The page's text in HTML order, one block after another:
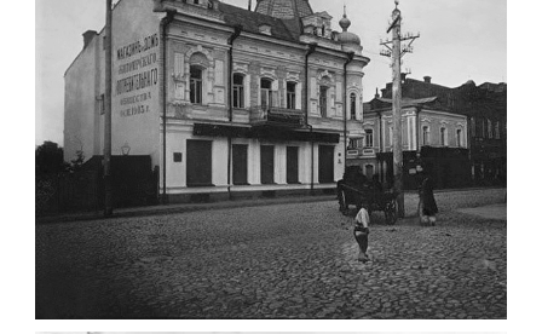
1960)
Leave a comment
ФОТО ЖИТОМИРА 1905 ВУЛ.
МИХАЙЛІВСЬКА-СКОРУЛЬСЬКОГО